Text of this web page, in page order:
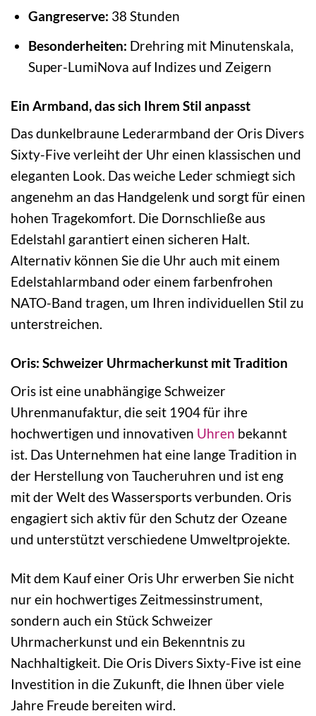
Gangreserve: 38 Stunden
Besonderheiten: Drehring mit Minutenskala,
Super-LumiNova auf Indizes und Zeigern
Ein Armband, das sich Ihrem Stil anpasst
Das dunkelbraune Lederarmband der Oris Divers
Sixty-Five verleiht der Uhr einen klassischen und
eleganten Look. Das weiche Leder schmiegt sich
angenehm an das Handgelenk und sorgt für einen
hohen Tragekomfort. Die Dornschließe aus
Edelstahl garantiert einen sicheren Halt.
Alternativ können Sie die Uhr auch mit einem
Edelstahlarmband oder einem farbenfrohen
NATO-Band tragen, um Ihren individuellen Stil zu
unterstreichen.
Oris: Schweizer Uhrmacherkunst mit Tradition
Oris ist eine unabhängige Schweizer
Uhrenmanufaktur, die seit 1904 für ihre
hochwertigen und innovativen Uhren bekannt
ist. Das Unternehmen hat eine lange Tradition in
der Herstellung von Taucheruhren und ist eng
mit der Welt des Wassersports verbunden. Oris
engagiert sich aktiv für den Schutz der Ozeane
und unterstützt verschiedene Umweltprojekte.
Mit dem Kauf einer Oris Uhr erwerben Sie nicht
nur ein hochwertiges Zeitmessinstrument,
sondern auch ein Stück Schweizer
Uhrmacherkunst und ein Bekenntnis zu
Nachhaltigkeit. Die Oris Divers Sixty-Five ist eine
Investition in die Zukunft, die Ihnen über viele
Jahre Freude bereiten wird.